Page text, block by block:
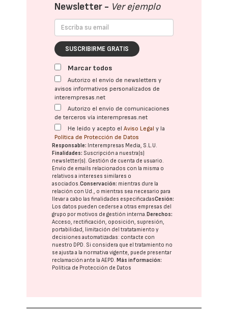
Newsletter - Ver ejemplo
SUSCRIBIRME GRATIS
Marcar todos
Autorizo el envío de newsletters y
avisos informativos personalizados de
interempresas.net
Autorizo el envío de comunicaciones
de terceros vía interempresas.net
He leído y acepto elAviso Legal y la
Política de Protección de Datos
Responsable: Interempresas Media, S.L.U.
Finalidades: Suscripción a nuestra(s)
newsletter(s). Gestión de cuenta de usuario.
Envío de emails relacionados con la misma o
relativos a intereses similares o
asociados.Conservación: mientras dure la
relación con Ud., o mientras sea necesario para
llevar a cabo las finalidades especificadasCesión:
Los datos pueden cederse a otras empresas del
grupo por motivos de gestión interna.Derechos:
Acceso, rectificación, oposición, supresión,
portabilidad, limitación del tratatamiento y
decisiones automatizadas: contacte con
nuestro DPD. Si considera que el tratamiento no
se ajusta a la normativa vigente, puede presentar
reclamación ante laAEPD.Más información:
Política de Protección de Datos